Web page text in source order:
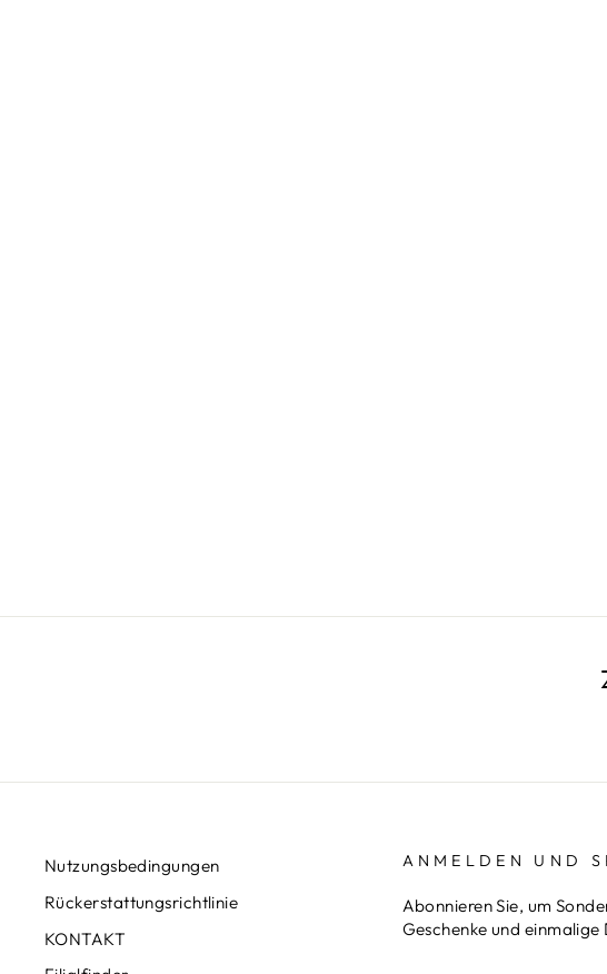
Nutzungsbedingungen
Rückerstattungsrichtlinie
KONTAKT
ANMELDEN UND
Abonnieren Sie, um
Geschenke und einmalige